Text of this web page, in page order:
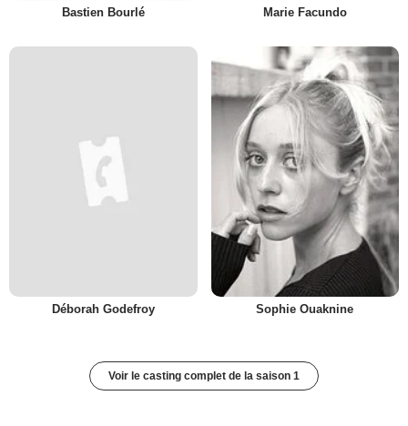
Bastien Bourlé Marie Facundo
Déborah Godefroy Sophie Ouaknine
Voir le casting complet de la saison 1